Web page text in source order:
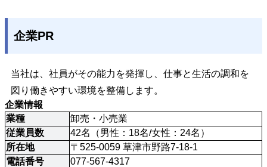
企業PR
当社は、社員がその能力を発揮し、仕事と生活の調和を
図り働きやすい環境を整備します。
企業情報
業種
卸売・小売業
従業員数
42名（男性：18名/女性：24名）
所在地
〒525-0059 草津市野路7-18-1
電話番号
077-567-4317